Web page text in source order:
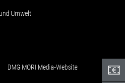
Umwelt
DMG MORI Media-Website